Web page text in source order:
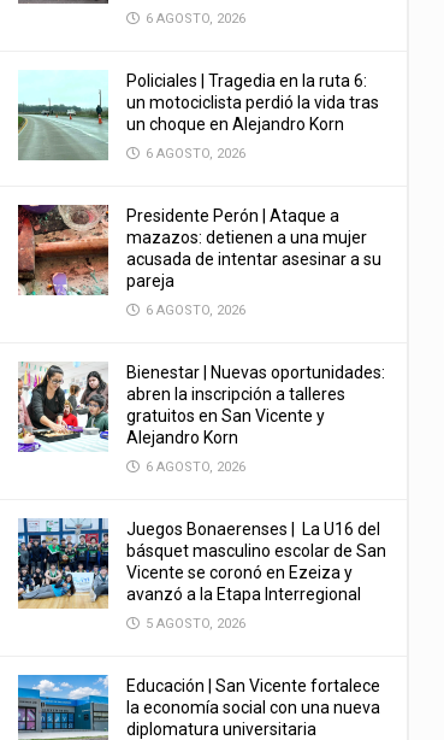
6 AGOSTO, 2026
Policiales | Tragedia en la ruta 6:
un motociclista perdió la vida tras
un choque en Alejandro Korn
6 AGOSTO, 2026
Presidente Perón | Ataque a
mazazos: detienen a una mujer
acusada de intentar asesinar a su
pareja
6 AGOSTO, 2026
Bienestar | Nuevas oportunidades:
abren la inscripción a talleres
gratuitos en San Vicente y
Alejandro Korn
6 AGOSTO, 2026
Juegos Bonaerenses | La U16 del
básquet masculino escolar de San
Vicente se coronó en Ezeiza y
avanzó a la Etapa Interregional
5 AGOSTO, 2026
Educación | San Vicente fortalece
la economía social con una nueva
diplomatura universitaria